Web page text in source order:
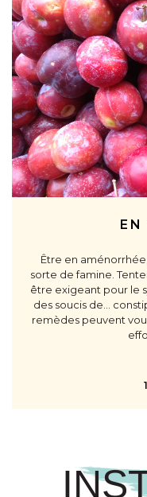
Être en
sorte de famine.
être exigeant pour le
des soucis de…
remèdes peuvent